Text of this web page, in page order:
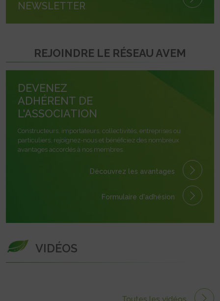
NEWSLETTER
REJOINDRE LE RÉSEAU AVEM
DEVENEZ
ADHÉRENT DE
L'ASSOCIATION
Constructeurs, importateurs, collectivités, entreprises ou
particuliers, rejoignez-nous et bénéficiez des nombreux
avantages accordés à nos membres.
Découvrez les avantages
Formulaire d'adhésion
VIDÉOS